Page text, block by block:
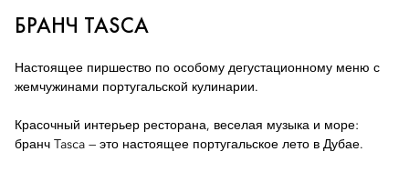
БРАНЧ TASCA
Настоящее пиршество по особому дегустационному меню с
жемчужинами португальской кулинарии.
Красочный интерьер ресторана, веселая музыка и море:
бранч Tasca — это настоящее португальское лето в Дубае.